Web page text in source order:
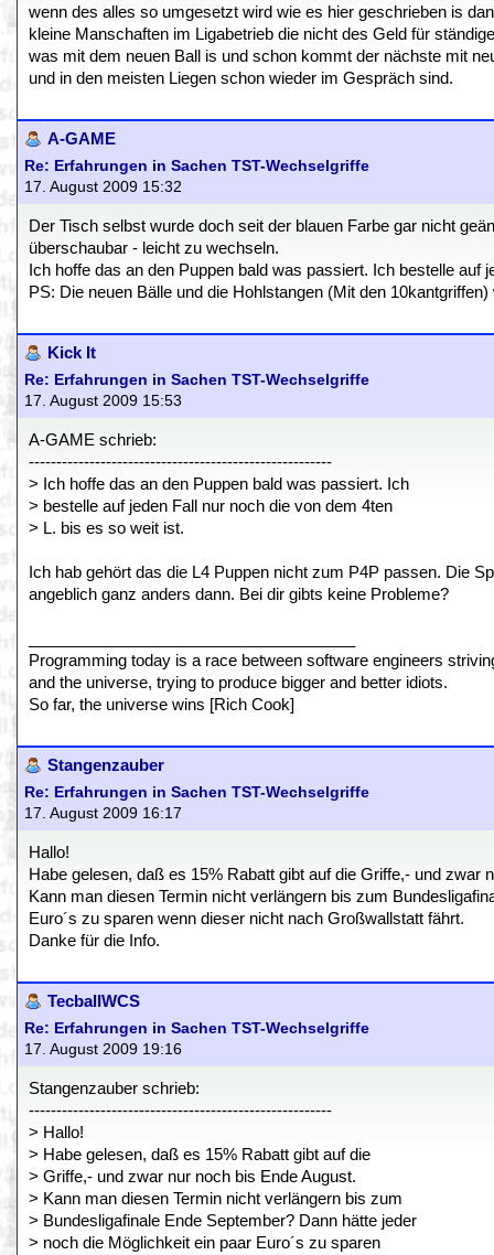
wenn des alles so umgesetzt wird wie es hier geschrieben is
kleine Manschaften im Ligabetrieb die nicht des Geld für
was mit dem neuen Ball is und schon kommt der nächste mit
und in den meisten Liegen schon wieder im Gespräch sind.
A-GAME
Re: Erfahrungen in Sachen TST-Wechselgriffe
17. August 2009 15:32
Der Tisch selbst wurde doch seit der blauen Farbe gar nicht
überschaubar - leicht zu wechseln.
Ich hoffe das an den Puppen bald was passiert. Ich bestelle
PS: Die neuen Bälle und die Hohlstangen (Mit den
Kick It
Re: Erfahrungen in Sachen TST-Wechselgriffe
17. August 2009 15:53
A-GAME schrieb:
-------------------------------------------------------
> Ich hoffe das an den Puppen bald was passiert. Ich
> bestelle auf jeden Fall nur noch die von dem 4ten
> L. bis es so weit ist.
Ich hab gehört das die L4 Puppen nicht zum P4P passen. Die
angeblich ganz anders dann. Bei dir gibts keine Probleme?
Programming today is a race between software engineers
and the universe, trying to produce bigger and better idiots.
So far, the universe wins [Rich Cook]
Stangenzauber
Re: Erfahrungen in Sachen TST-Wechselgriffe
17. August 2009 16:17
Hallo!
Habe gelesen, daß es 15% Rabatt gibt auf die Griffe,- und zwar
Kann man diesen Termin nicht verlängern bis zum
Euro´s zu sparen wenn dieser nicht nach Großwallstatt fährt.
Danke für die Info.
TecballWCS
Re: Erfahrungen in Sachen TST-Wechselgriffe
17. August 2009 19:16
Stangenzauber schrieb:
-------------------------------------------------------
> Hallo!
> Habe gelesen, daß es 15% Rabatt gibt auf die
> Griffe,- und zwar nur noch bis Ende August.
> Kann man diesen Termin nicht verlängern bis zum
> Bundesligafinale Ende September? Dann hätte jeder
> noch die Möglichkeit ein paar Euro´s zu sparen